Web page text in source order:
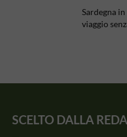
Sardegna
viaggio
SCELTO DALLA